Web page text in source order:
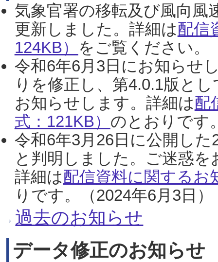
気象官署の移転及び風向風
更新しました。詳細は配信
124KB） をご覧ください。
令和6年6月3日にお知らせ
りを修正し、第4.0.1版と
お知らせします。詳細は配
式：121KB） のとおりです
令和6年3月26日に公開し
と判明しました。ご迷惑
詳細は配信資料に関するお
りです。（2024年6月3日）
過去のお知らせ
データ修正のお知らせ